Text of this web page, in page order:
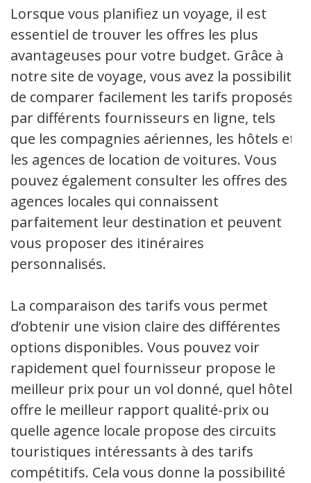
Lorsque vous planifiez un voyage, il est
essentiel de trouver les offres les plus
avantageuses pour votre budget. Grâce à
notre site de voyage, vous avez la possibilité
de comparer facilement les tarifs proposés
par différents fournisseurs en ligne, tels
que les compagnies aériennes, les hôtels et
les agences de location de voitures. Vous
pouvez également consulter les offres des
agences locales qui connaissent
parfaitement leur destination et peuvent
vous proposer des itinéraires
personnalisés.
La comparaison des tarifs vous permet
d’obtenir une vision claire des différentes
options disponibles. Vous pouvez voir
rapidement quel fournisseur propose le
meilleur prix pour un vol donné, quel hôtel
offre le meilleur rapport qualité-prix ou
quelle agence locale propose des circuits
touristiques intéressants à des tarifs
compétitifs. Cela vous donne la possibilité